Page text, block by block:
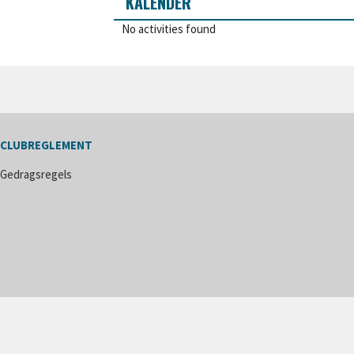
No activities found
CLUBREGLEMENT
Gedragsregels